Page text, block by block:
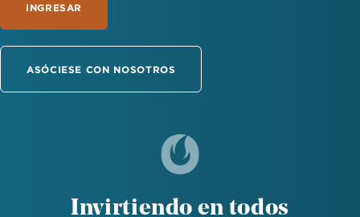
INGRESAR
ASÓCIESE CON NOSOTROS
Invirtiendo en todos